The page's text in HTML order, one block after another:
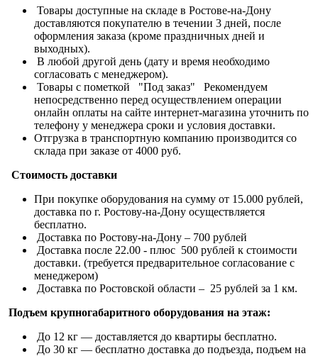
Товары доступные на складе в Ростове-на-Дону
доставляются покупателю в течении 3 дней, после
оформления заказа (кроме праздничных дней и
выходных).
В любой другой день (дату и время необходимо
согласовать с менеджером).
Товары с пометкой "Под заказ" Рекомендуем
непосредственно перед осуществлением операции
онлайн оплаты на сайте интернет-магазина уточнить по
телефону у менеджера сроки и условия доставки.
Отгрузка в транспортную компанию производится со
склада при заказе от 4000 руб.
Стоимость доставки
При покупке оборудования на сумму от 15.000 рублей,
доставка по г. Ростову-на-Дону осуществляется
бесплатно.
Доставка по Ростову-на-Дону – 700 рублей
Доставка после 22.00 - плюс 500 рублей к стоимости
доставки. (требуется предварительное согласование с
менеджером)
Доставка по Ростовской области – 25 рублей за 1 км.
Подъем крупногабаритного оборудования на этаж:
До 12 кг — доставляется до квартиры бесплатно.
До 30 кг — бесплатно доставка до подъезда, подъем на